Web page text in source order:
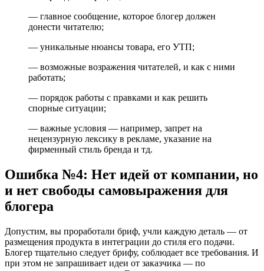
— главное сообщение, которое блогер должен
донести читателю;
— уникальные нюансы товара, его УТП;
— возможные возражения читателей, и как с ними
работать;
— порядок работы с правками и как решить
спорные ситуации;
— важные условия — например, запрет на
нецензурную лексику в рекламе, указание на
фирменный стиль бренда и тд.
Ошибка №4: Нет идей от компании, но
и нет свободы самовыражения для
блогера
Допустим, вы проработали бриф, учли каждую деталь — от
размещения продукта в интеграции до стиля его подачи.
Блогер тщательно следует брифу, соблюдает все требования. И
при этом не запрашивает идеи от заказчика — по